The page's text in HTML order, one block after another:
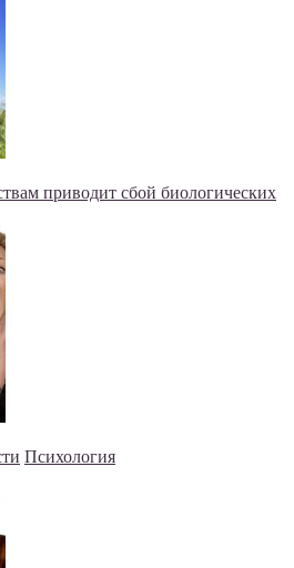
приводит сбой биологических
Психология